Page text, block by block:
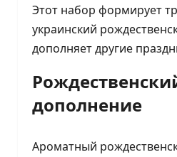
Этот набор формирует
украинский
дополняет другие
дополнение
Ароматный